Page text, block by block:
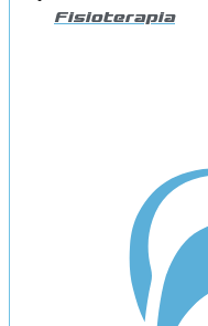
Fisioterapia